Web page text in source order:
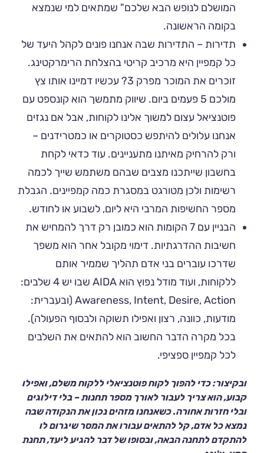
המושלם לנופש הבא שלכם" שמתאים למי שנמצא
בקומה הראשונה.
תדירות – התדירות שבה אנחנו פונים לקהל היעד של
כל קמפיין היא מרכיב קריטי בהצלחת הרימרקטינג.
זוכרים את המוכר מפרק 3? עכשיו דמיינו אותו צץ
מולכם 5 פעמים ביום. שיווק מתמשך הוא קונספט עם
פוטנציאל עצום למשוך אלינו לקוחות, אבל אם נגזים
אנחנו עלולים להיתפש כסטוקרים או כמטרידנים –
ורק להרחיק מאיתנו מתעניינים. עוד כדאי לקחת
בחשבון שייתכנו מצבים שבהם משתמש שייך לכמה
רשימות ולכן מטורגט במסגרת כמה קמפיינים. הגבלת
מספר החשיפות המרבי היא ליום, לשבוע או לחודש.
הבניין עם 7 הקומות הוא כמובן רק דרך להמחיש את
חשיבות ההדרגתיות. דימוי מקובל אחר הוא משפך
שדרכו עוברים בני אדם תהליך שממיר אותם
ללקוחות, ועוד מודל נפוץ הוא AIDA שבו יש 4 שלבים:
Awareness, Intent, Desire, Action (ובעברית:
מודעות, כוונה, רצון ואפילו תשוקה ולבסוף הפעולה).
בכל מקרה הדבר החשוב הוא להתאים את השלבים
לכל קמפיין ספציפי.
ובקיצור: כדי להפוך לקוח פוטנציאלי ללקוח משלם, ואפילו
קבוע, הוא צריך לעבור לאורך מספר תחנות – בלי דילוגים
ובלי חזרות אחורה. כשאנחנו מזהים נכון את הנקודה שבה
נמצא כל אדם, קל להתאים עבורו את המסר שיגרום לו
להתקדם לתחנה הבאה, ובסופו של דבר להגיע ליעד, תחנת